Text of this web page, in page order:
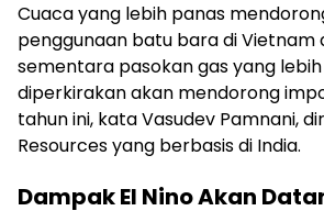
Cuaca yang lebih panas
penggunaan batu bara di Vietnam
sementara pasokan gas yang
diperkirakan akan mendorong
tahun ini, kata Vasudev Pamnani,
Resources yang berbasis di India.
Dampak El Nino Akan